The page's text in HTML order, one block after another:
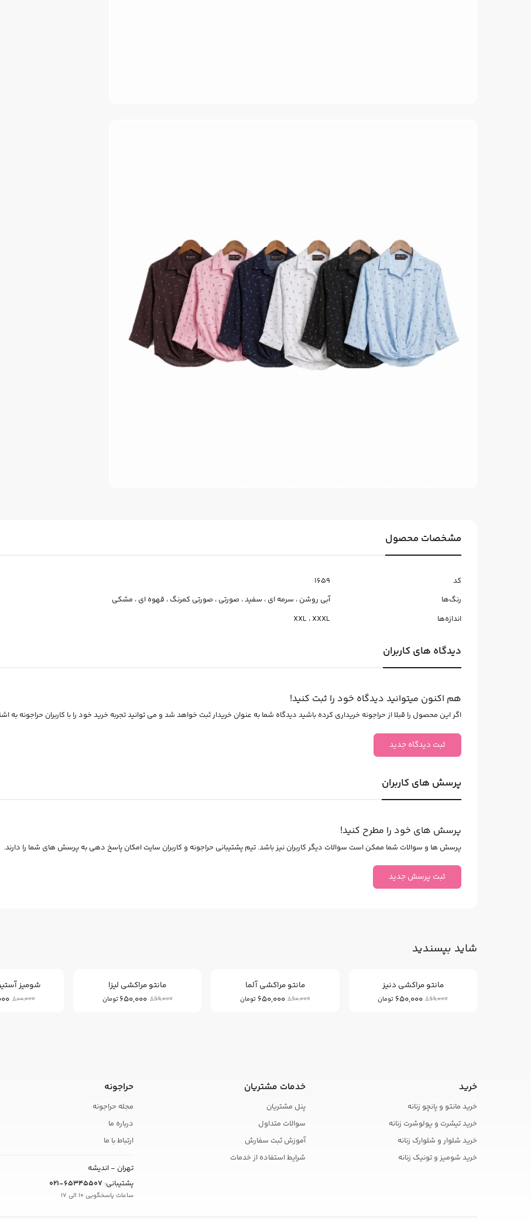
مشخصات محصول
کد
1659
رنگ‌ها
آبی روشن ، سرمه ای ، سفید، صورتی ، صورتی کمرنگ ، قهوه ای ، مشکی
اندازه‌ها
XXL ، XXXL
دیدگاه های کاربران
هم اکنون میتوانید دیدگاه خود را ثبت کنید!
اگر این محصول را قبلا از حراجونه خریداری کرده باشید دیدگاه شما به عنوان خریدار ثبت خواهد شد و می توانید تجربه خرید خود را با کاربران حراجونه به
ثبت دیدگاه جدید
پرسش های کاربران
پرسش های خود را مطرح کنید!
پرسش ها و سوالات شما ممکن است سوالات دیگر کاربران نیز باشد. تیم پشتیبانی حراجونه و کاربران سایت امکان پاسخ دهی به پرسش های شما را دارند.
ثبت پرسش جدید
شاید بپسندید
مانتو مراکشی دنیز
899,000
650,000 تومان
مانتو مراکشی آلما
890,000
650,000 تومان
مانتو مراکشی لیزا
899,000
650,000تومان
شومیز
800,000
خرید
خرید مانتو و پانچو زنانه
خرید تیشرت و پولوشرت زنانه
خرید شلوار و شلوارک زنانه
خرید شومیز و تونیک زنانه
خدمات مشتریان
پنل مشتریان
سوالات متداول
آموزش ثبت سفارش
شرایط استفاده از خدمات
حراجونه
مجله حراجونه
درباره ما
ارتباط با ما
تهران - اندیشه
پشتیبانی: 021-65345507
ساعات پاسخگویی 10 الی 17